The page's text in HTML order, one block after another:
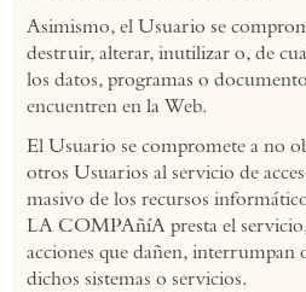
Asimismo, el Usuario se
destruir, alterar, inutilizar o, de
los datos, programas o
encuentren en la Web.
El Usuario se compromete a no
otros Usuarios al servicio de
masivo de los recursos
LA COMPAñíA presta el
acciones que dañen, interrumpan
dichos sistemas o servicios.